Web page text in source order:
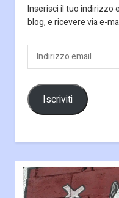
Inserisci il tuo indirizzo
blog, e ricevere via e-
Indirizzo
Iscriviti